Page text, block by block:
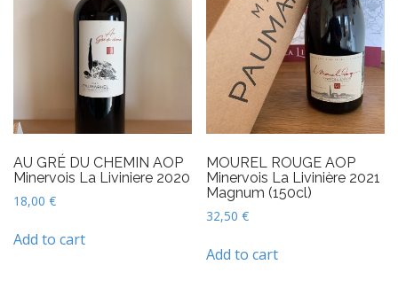
AU GRÉ DU CHEMIN AOP
Minervois La Liviniere 2020
18,00 €
Add to cart
MOUREL ROUGE AOP
Minervois La Livinière 2021
Magnum (150cl)
32,50€
Add to cart